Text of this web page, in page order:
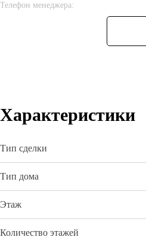
Телефон менеджера:
Характеристики
Тип сделки
Тип дома
Этаж
Количество этажей